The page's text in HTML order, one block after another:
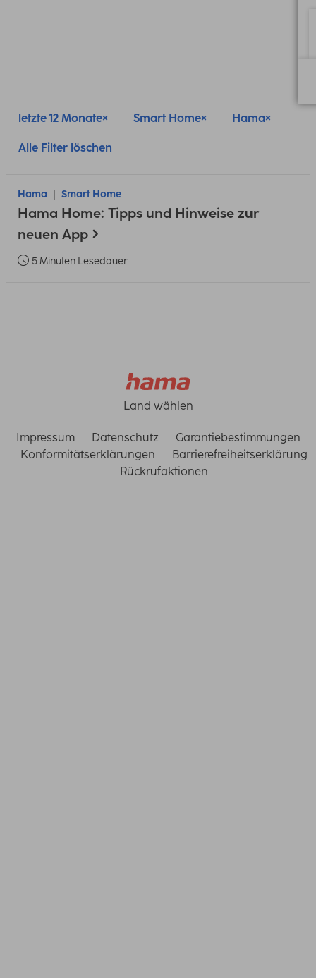
letzte 12 Monate Smart Home Hama
Alle Filter löschen
Hama Smart Home
Hama Home: Tipps und Hinweise zur
neuen App
5 Minuten Lesedauer
Land wählen
Impressum Datenschutz
Garantiebestimmungen
Konformitätserklärungen
Barrierefreiheitserklärung
Rückrufaktionen